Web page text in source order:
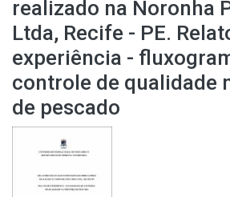
realizado na Noronha
Ltda, Recife - PE.
experiência -
controle de qualidade
de pescado